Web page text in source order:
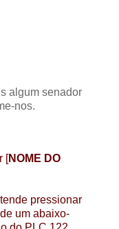
algum senador
nos.
[NOME DO
pressionar
um abaixo-